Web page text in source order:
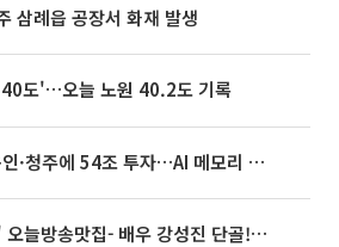
삼례읍 공장서 화재 발생
도'…오늘 노원 40.2도 기록
SK하이닉스, 용인·청주에 54조 투자…AI 메모리 생산기지 키운다
'2TV 생생정보' 오늘방송맛집- 배우 강성진 단골! 쌀국수ㆍ푸팟퐁 커리 맛집 '블○○○'